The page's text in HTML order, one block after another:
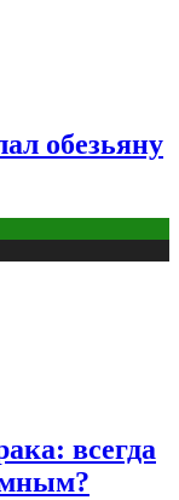
обезьяну
всегда